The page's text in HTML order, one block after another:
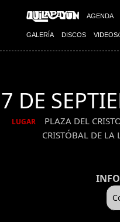
AGENDA
GALERÍA DISCOS VIDEOS/
7 DE
LUGAR PLAZA DEL
CRISTÓBAL DE LA